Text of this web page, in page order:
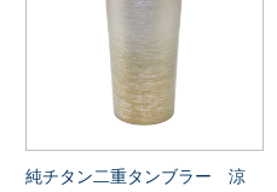
純チタン二重タンブラー 涼